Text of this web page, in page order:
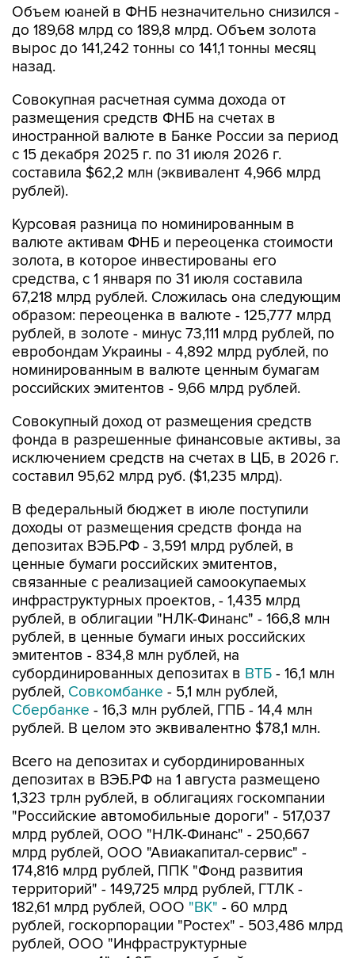
Объем юаней в ФНБ незначительно снизился -
до 189,68 млрд со 189,8 млрд. Объем золота
вырос до 141,242 тонны со 141,1 тонны месяц
назад.
Совокупная расчетная сумма дохода от
размещения средств ФНБ на счетах в
иностранной валюте в Банке России за период
с 15 декабря 2025 г. по 31 июля 2026 г.
составила $62,2 млн (эквивалент 4,966 млрд
рублей).
Курсовая разница по номинированным в
валюте активам ФНБ и переоценка стоимости
золота, в которое инвестированы его
средства, с 1 января по 31 июля составила
67,218 млрд рублей. Сложилась она следующим
образом: переоценка в валюте - 125,777 млрд
рублей, в золоте - минус 73,111 млрд рублей, по
евробондам Украины - 4,892 млрд рублей, по
номинированным в валюте ценным бумагам
российских эмитентов - 9,66 млрд рублей.
Совокупный доход от размещения средств
фонда в разрешенные финансовые активы, за
исключением средств на счетах в ЦБ, в 2026 г.
составил 95,62 млрд руб. ($1,235 млрд).
В федеральный бюджет в июле поступили
доходы от размещения средств фонда на
депозитах ВЭБ.РФ - 3,591 млрд рублей, в
ценные бумаги российских эмитентов,
связанные с реализацией самоокупаемых
инфраструктурных проектов, - 1,435 млрд
рублей, в облигации "НЛК-Финанс" - 166,8 млн
рублей, в ценные бумаги иных российских
эмитентов - 834,8 млн рублей, на
субординированных депозитах в ВТБ - 16,1 млн
рублей, Совкомбанке - 5,1 млн рублей,
Сбербанке - 16,3 млн рублей, ГПБ - 14,4 млн
рублей. В целом это эквивалентно $78,1 млн.
Всего на депозитах и субординированных
депозитах в ВЭБ.РФ на 1 августа размещено
1,323 трлн рублей, в облигациях госкомпании
"Российские автомобильные дороги" - 517,037
млрд рублей, ООО "НЛК-Финанс" - 250,667
млрд рублей, ООО "Авиакапитал-сервис" -
174,816 млрд рублей, ППК "Фонд развития
территорий" - 149,725 млрд рублей, ГТЛК -
182,61 млрд рублей, ООО "ВК" - 60 млрд
рублей, госкорпорации "Ростех" - 503,486 млрд
рублей, ООО "Инфраструктурные